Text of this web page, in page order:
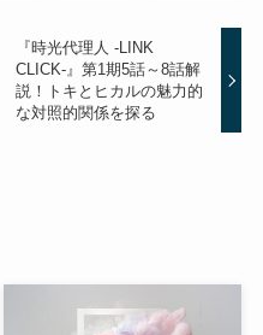
『時光代理人 -LINK
CLICK-』第1期5話～8話解
説！トキとヒカルの魅力的
な対照的関係を探る